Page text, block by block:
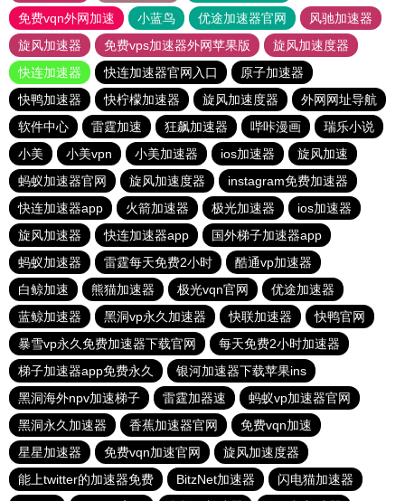
免费vqn外网加速
小蓝鸟 优途加速器官网
风驰加速器
旋风加速器
免费vps加速器外网苹果版
旋风加速度器
快连加速器
快连加速器官网入口
原子加速器
快鸭加速器
快柠檬加速器 旋风加速度器
外网网址导航
软件中心
雷霆加速 狂飙加速器 哔咔漫画
瑞乐小说
小美
小美vpn 小美加速器 ios加速器
旋风加速
蚂蚁加速器官网
旋风加速度器
instagram免费加速器
快连加速器app
火箭加速器 极光加速器
ios加速器
旋风加速器
快连加速器app
国外梯子加速器app
蚂蚁加速器
雷霆每天免费2小时
酷通vp加速器
白鲸加速
熊猫加速器 极光vqn官网
优途加速器
蓝鲸加速器
黑洞vp永久加速器 快联加速器
快鸭官网
暴雪vp永久免费加速器下载官网
每天免费2小时加速器
梯子加速器app免费永久
银河加速器下载苹果ins
黑洞海外npv加速梯子
雷霆加器速
蚂蚁vp加速器官网
黑洞永久加速器
香蕉加速器官网
免费vqn加速
星星加速器
免费vqn加速官网
旋风加速度器
能上twitter的加速器免费
BitzNet加速器
闪电猫加速器